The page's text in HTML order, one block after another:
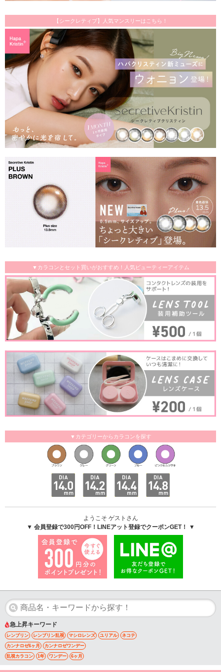
【シークレティブ】人気マンスリーはこちら！
▼カラコンとセット買いがおすすめ！人気ビューティーアイテム
▼カテゴリーからカラコンを探す
ようこそ ゲストさん
▼ 会員登録で300円OFF！LINEアット登録でクーポンGET！ ▼
急上昇キーワード
レンブリン レンブリン乱視 マシロレンズ ユリアル ネコテ
カンナロゼ6ヶ月 カンナロゼワンデー
乱視カラコン 1年 ワンデー 6ヶ月